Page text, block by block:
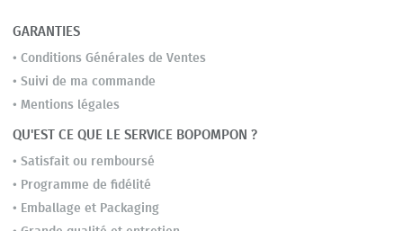
GARANTIES
• Conditions Générales de Ventes
• Suivi de ma commande
• Mentions légales
QU'EST CE QUE LE SERVICE BOPOMPON ?
• Satisfait ou remboursé
• Programme de fidélité
• Emballage et Packaging